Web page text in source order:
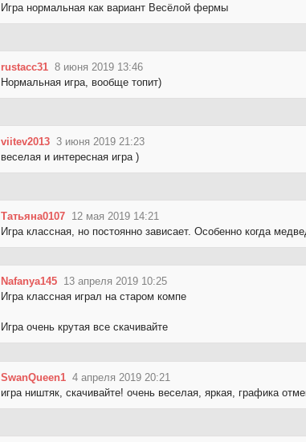
Игра нормальная как вариант Весёлой фермы
rustacc31 8 июня 2019 13:46
Нормальная игра, вообще топит)
viitev2013 3 июня 2019 21:23
веселая и интересная игра )
Татьяна0107 12 мая 2019 14:21
Игра классная, но постоянно зависает. Особенно когда
Nafanya145 13 апреля 2019 10:25
Игра классная играл на старом компе
Игра очень крутая все скачивайте
SwanQueen1 4 апреля 2019 20:21
игра ништяк, скачивайте! очень веселая, яркая, графика